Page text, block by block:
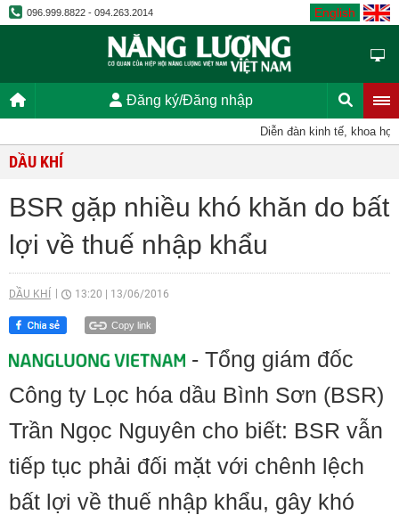
096.999.8822 - 094.263.2014 English
Đăng ký/Đăng nhập
Diễn đàn kinh tế, khoa
DẦU KHÍ
BSR gặp nhiều khó khăn do bất
lợi về thuế nhập khẩu
DẦU KHÍ 13:20 13/06/2016
Copy link
- Tổng giám đốc
Công ty Lọc hóa dầu Bình Sơn (BSR)
Trần Ngọc Nguyên cho biết: BSR vẫn
tiếp tục phải đối mặt với chênh lệch
bất lợi về thuế nhập khẩu, gây khó